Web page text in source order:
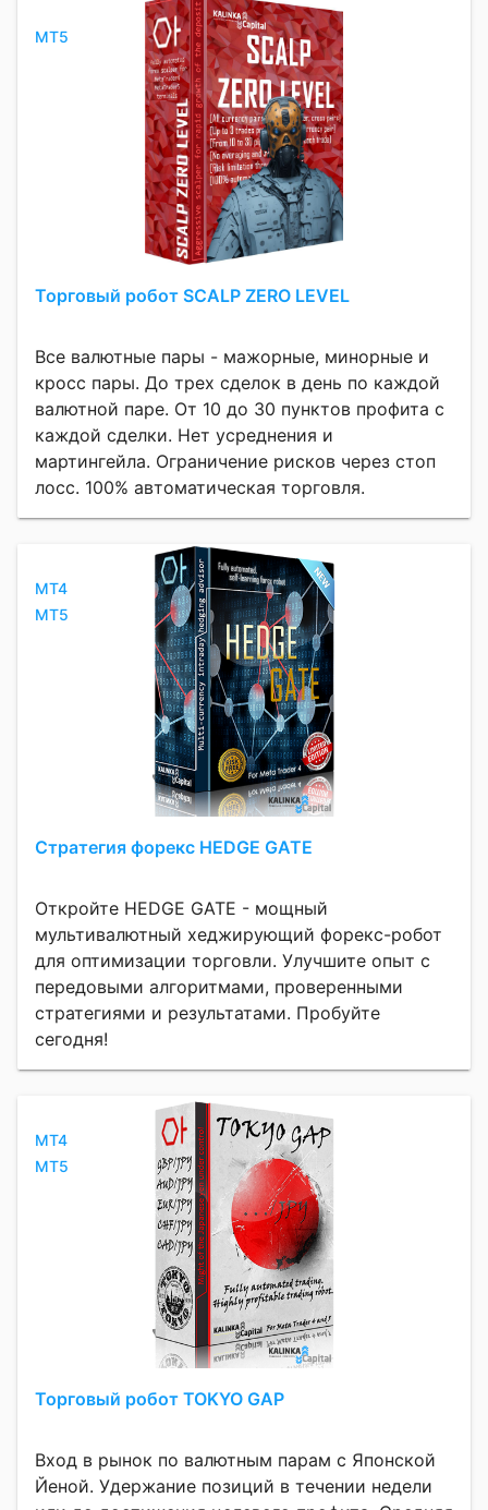
MT5
Торговый робот SCALP ZERO LEVEL
Все валютные пары - мажорные, минорные и
кросс пары. До трех сделок в день по каждой
валютной паре. От 10 до 30 пунктов профита с
каждой сделки. Нет усреднения и
мартингейла. Ограничение рисков через стоп
лосс. 100% автоматическая торговля.
MT4
MT5
Стратегия форекс HEDGE GATE
Откройте HEDGE GATE - мощный
мультивалютный хеджирующий форекс-робот
для оптимизации торговли. Улучшите опыт с
передовыми алгоритмами, проверенными
стратегиями и результатами. Пробуйте
сегодня!
MT4
MT5
Торговый робот TOKYO GAP
Вход в рынок по валютным парам с Японской
Йеной. Удержание позиций в течении недели